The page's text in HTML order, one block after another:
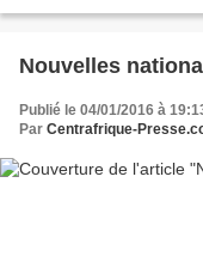
Nouvelles
Publié le 04/01/2016 à
Par Centrafrique-